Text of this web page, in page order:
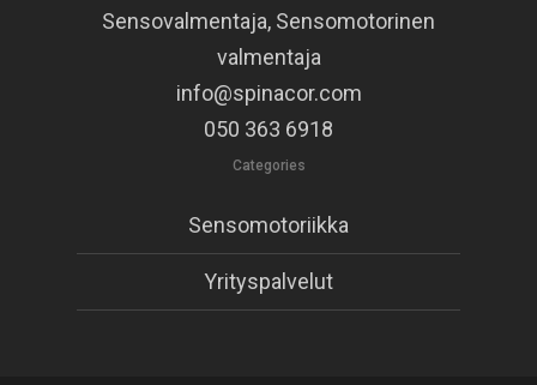
Sensovalmentaja, Sensomotorinen
valmentaja
info@spinacor.com
050 363 6918
Categories
Sensomotoriikka
Yrityspalvelut